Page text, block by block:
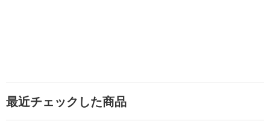
最近チェックした商品